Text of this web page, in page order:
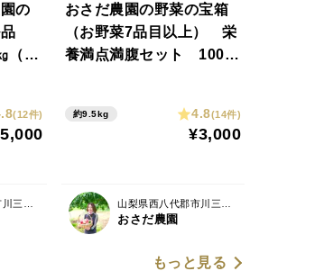
の
（6
(12件)
おさだ農園の野菜の宝箱
（お野菜7品目以上） 栄
養満点満腹セット 100サ
約9.5kg 4.8(14件)
¥3,000
おさだ農園
もっと見る